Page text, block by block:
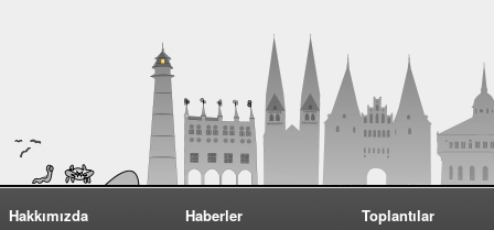
Hakkımızda
Haberler
Toplantılar